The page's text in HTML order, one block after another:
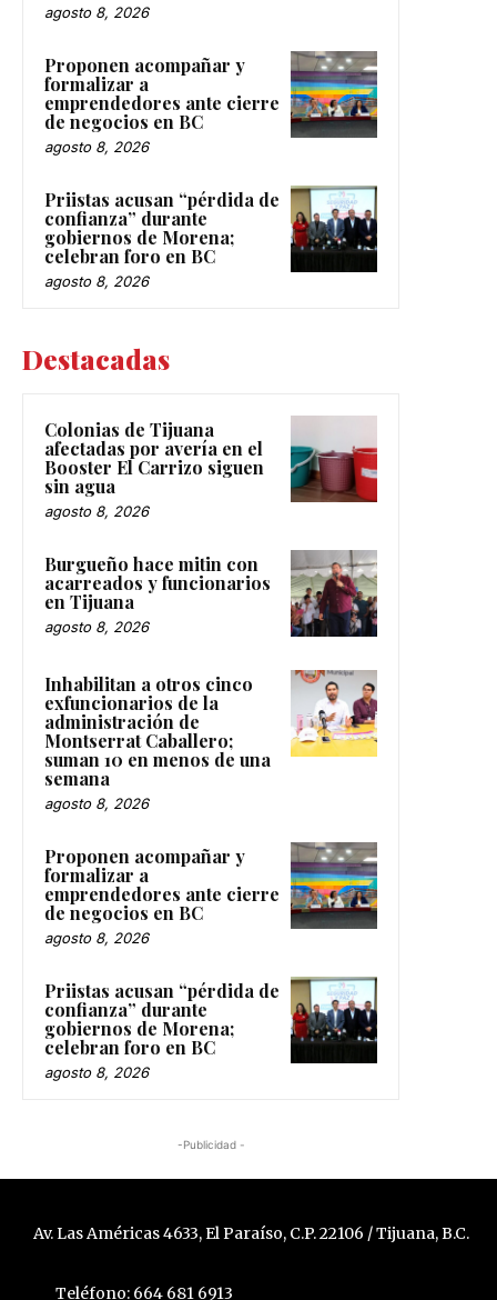
agosto 8, 2026
Proponen acompañar y
formalizar a
emprendedores ante cierre
de negocios en BC
agosto 8, 2026
Priistas acusan “pérdida de
confianza” durante
gobiernos de Morena;
celebran foro en BC
agosto 8, 2026
Destacadas
Colonias de Tijuana
afectadas por avería en el
Booster El Carrizo siguen
sin agua
agosto 8, 2026
Burgueño hace mitin con
acarreados y funcionarios
en Tijuana
agosto 8, 2026
Inhabilitan a otros cinco
exfuncionarios de la
administración de
Montserrat Caballero;
suman 10 en menos de una
semana
agosto 8, 2026
Proponen acompañar y
formalizar a
emprendedores ante cierre
de negocios en BC
agosto 8, 2026
Priistas acusan “pérdida de
confianza” durante
gobiernos de Morena;
celebran foro en BC
agosto 8, 2026
-Publicidad -
Av. Las Américas 4633, El Paraíso, C.P. 22106 / Tijuana, B.C.
Teléfono: 664 681 6913